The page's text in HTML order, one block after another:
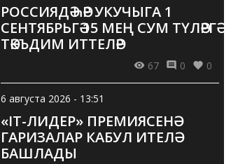
РОССИЯДӘ ҺӘР УКУЧЫГА 1
СЕНТЯБРЬГӘ 15 МЕҢ СУМ ТҮЛӘРГӘ
ТӘКЪДИМ ИТТЕЛӘР
67 0 0
6 августа 2026 - 13:51
«IT-ЛИДЕР» ПРЕМИЯСЕНӘ
ГАРИЗАЛАР КАБУЛ ИТЕЛӘ
БАШЛАДЫ